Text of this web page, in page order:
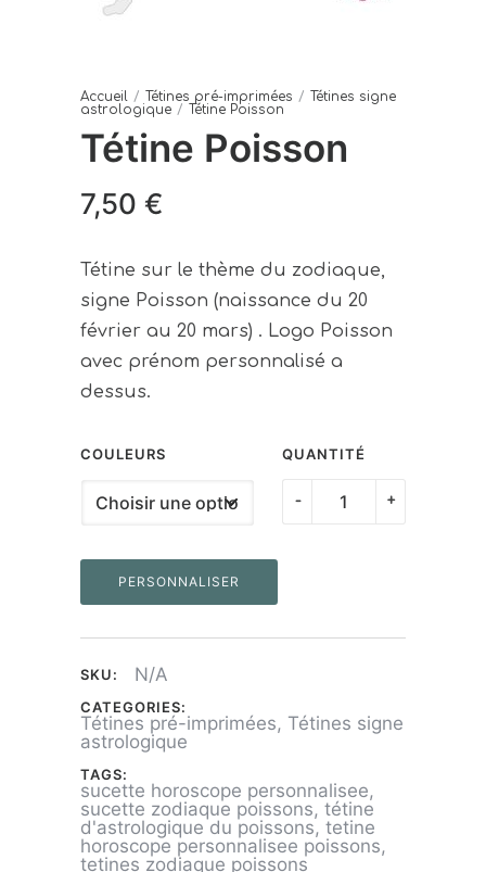
Accueil / Tétines pré-imprimées /
Tétines signe
astrologique / Tétine Poisson
Tétine Poisson
7,50 €
Tétine sur le thème du zodiaque,
signe Poisson (naissance du 20
février au 20 mars) . Logo Poisson
avec prénom personnalisé a
dessus.
COULEURS QUANTITÉ
-
quantité
+
PERSONNALISER
SKU: N/A
CATEGORIES:
Tétines pré-imprimées, Tétines signe
astrologique
TAGS:
sucette horoscope personnalisee,
sucette zodiaque poissons, tétine
d'astrologique du poissons, tetine
horoscope personnalisee poissons,
tetines zodiaque poissons